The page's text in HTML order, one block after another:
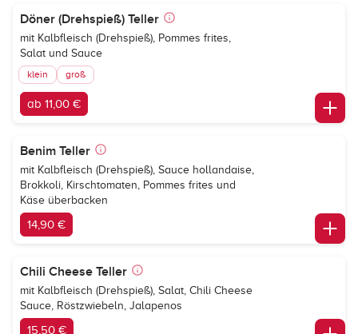
Döner (Drehspieß) Teller
mit Kalbfleisch (Drehspieß), Pommes frites,
Salat und Sauce
klein groß
ab 11,00 €
Benim Teller
mit Kalbfleisch (Drehspieß), Sauce hollandaise,
Brokkoli, Kirschtomaten, Pommes frites und
Käse überbacken
14,90 €
Chili Cheese Teller
mit Kalbfleisch (Drehspieß), Salat, Chili Cheese
Sauce, Röstzwiebeln, Jalapenos
15,50 €